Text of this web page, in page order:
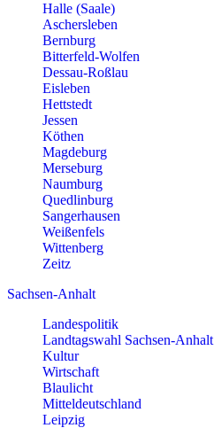
Halle (Saale)
Aschersleben
Bernburg
Bitterfeld-Wolfen
Dessau-Roßlau
Eisleben
Hettstedt
Jessen
Köthen
Magdeburg
Merseburg
Naumburg
Quedlinburg
Sangerhausen
Weißenfels
Wittenberg
Zeitz
Sachsen-Anhalt
Landespolitik
Landtagswahl Sachsen-Anhalt
Kultur
Wirtschaft
Blaulicht
Mitteldeutschland
Leipzig